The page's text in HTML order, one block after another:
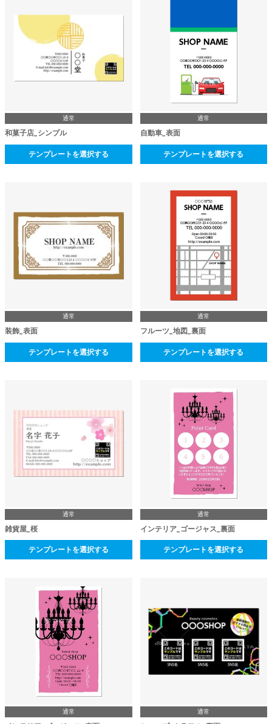
通常
和菓子店_シンプル
テンプレートを選択する
通常
自動車_表面
テンプレートを選択する
通常
装飾_表面
テンプレートを選択する
通常
フルーツ_地図_裏面
テンプレートを選択する
通常
雑貨屋_桜
テンプレートを選択する
通常
インテリア_ゴージャス_裏面
テンプレートを選択する
通常 通常